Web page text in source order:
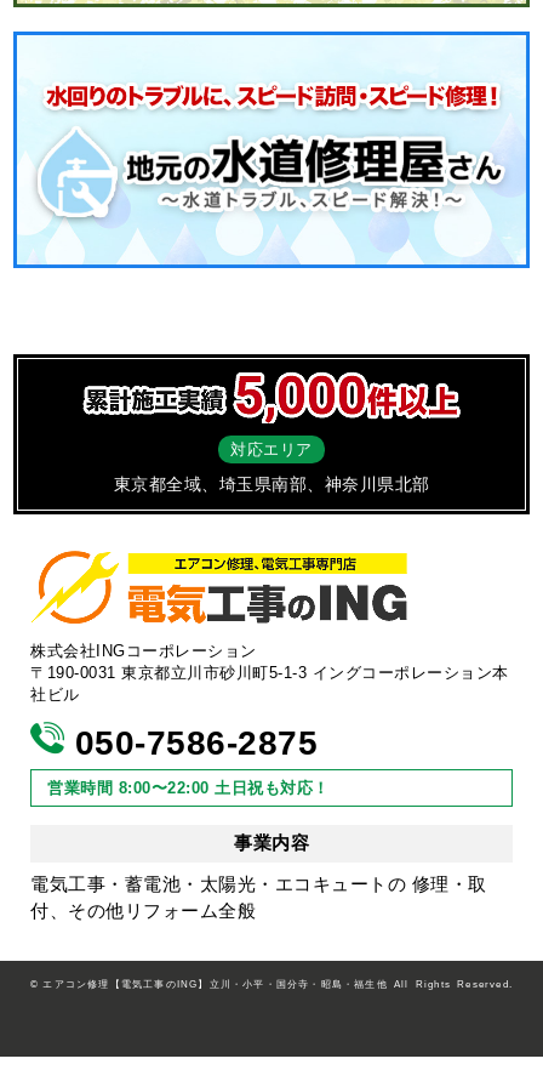
対応エリア
東京都全域、埼玉県南部、神奈川県北部
株式会社INGコーポレーション
〒190-0031 東京都立川市砂川町5-1-3 イングコーポレーション本
社ビル
050-7586-2875
営業時間 8:00〜22:00 土日祝も対応！
事業内容
電気工事・蓄電池・太陽光・エコキュートの 修理・取
付、その他リフォーム全般
©エアコン修理【電気工事のING】立川・小平・国分寺・昭島・福生他 All Rights Reserved.